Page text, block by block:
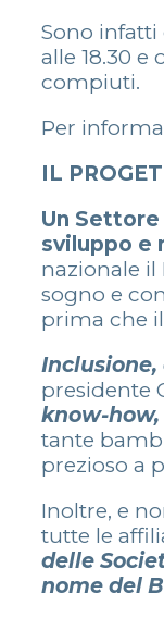
Sono infatti
alle 18.30
compiuti.
Per
IL
Un
sviluppo e
nazionale
sogno e
prima che
presidente
know-
tante
prezioso a
Inoltre, e
tutte le
delle
nome del